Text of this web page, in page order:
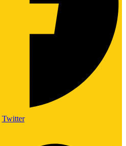
Twitter